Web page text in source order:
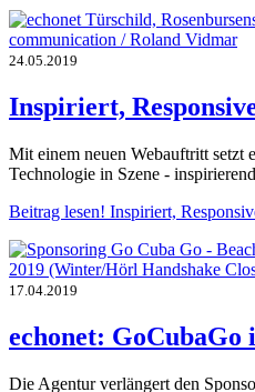
24.05.2019
Inspiriert,
Mit einem neuen Webauftritt setzt
Technologie in Szene -
Beitrag lesen! Inspiriert,
17.04.2019
echonet: GoCubaGo
Die Agentur verlängert den